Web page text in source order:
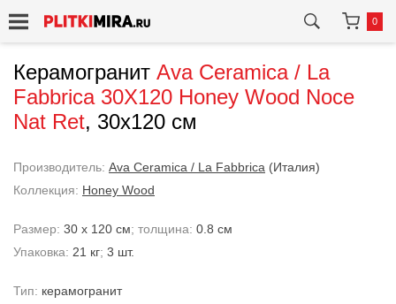
0
Керамогранит Ava Ceramica / La
Fabbrica 30X120 Honey Wood Noce
Nat Ret, 30x120 см
Производитель: Ava Ceramica / La Fabbrica (Италия)
Коллекция: Honey Wood
Размер: 30 x 120 см; толщина: 0.8 см
Упаковка: 21 кг; 3 шт.
Тип: керамогранит